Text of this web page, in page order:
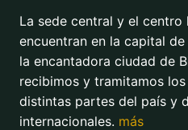
La sede central y el centro
encuentran en la capital
la encantadora ciudad de
recibimos y tramitamos
distintas partes del país y
internacionales. más